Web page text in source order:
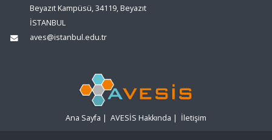
Beyazıt Kampüsü, 34119, Beyazıt
İSTANBUL
aves@istanbul.edu.tr
Ana Sayfa | AVESİS Hakkında | İletişim